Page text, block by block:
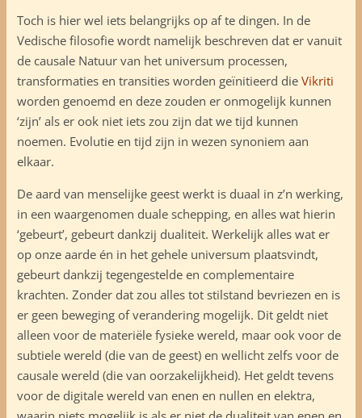
Toch is hier wel iets belangrijks op af te dingen. In de
Vedische filosofie wordt namelijk beschreven dat er vanuit
de causale Natuur van het universum processen,
transformaties en transities worden geïnitieerd die Vikriti
worden genoemd en deze zouden er onmogelijk kunnen
‘zijn’ als er ook niet iets zou zijn dat we tijd kunnen
noemen. Evolutie en tijd zijn in wezen synoniem aan
elkaar.
De aard van menselijke geest werkt is duaal in z’n werking,
in een waargenomen duale schepping, en alles wat hierin
‘gebeurt’, gebeurt dankzij dualiteit. Werkelijk alles wat er
op onze aarde én in het gehele universum plaatsvindt,
gebeurt dankzij tegengestelde en complementaire
krachten. Zonder dat zou alles tot stilstand bevriezen en is
er geen beweging of verandering mogelijk. Dit geldt niet
alleen voor de materiële fysieke wereld, maar ook voor de
subtiele wereld (die van de geest) en wellicht zelfs voor de
causale wereld (die van oorzakelijkheid). Het geldt tevens
voor de digitale wereld van enen en nullen en elektra,